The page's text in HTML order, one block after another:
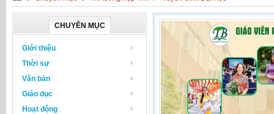
CHUYÊN MỤC
Giới thiệu
Thời sự
Văn bản
Giáo dục
Hoạt động